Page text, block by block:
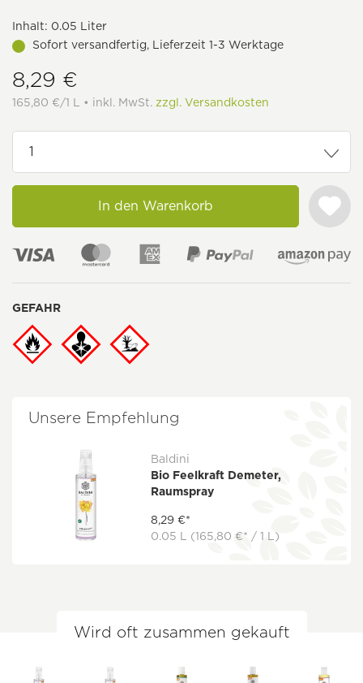
Inhalt: 0.05 Liter
Sofort versandfertig, Lieferzeit 1-3 Werktage
8,29 €
165,80 €/1 L • inkl. MwSt. zzgl. Versandkosten
In den Warenkorb
GEFAHR
Unsere Empfehlung
Baldini
Bio Feelkraft Demeter,
Raumspray
8,29 €*
0.05 L (165,80 €* / 1 L)
Wird oft zusammen gekauft